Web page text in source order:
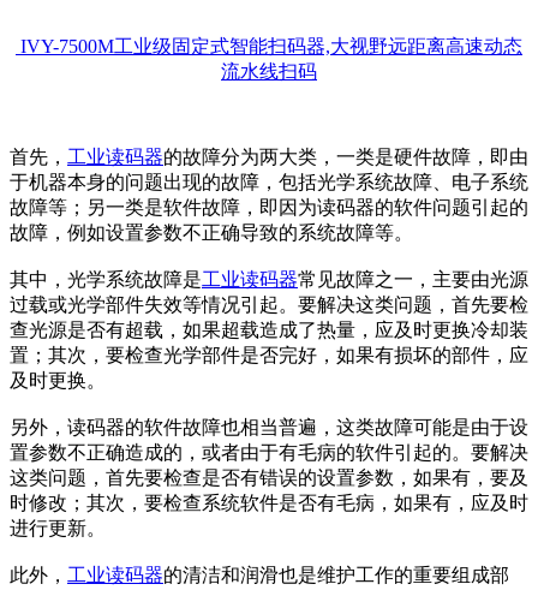
IVY-7500M工业级固定式智能扫码器,大视野远距离高速动态
流水线扫码
首先， 工业读码器的故障分为两大类，一类是硬件故障，即由
于机器本身的问题出现的故障，包括光学系统故障、电子系统
故障等；另一类是软件故障，即因为读码器的软件问题引起的
故障，例如设置参数不正确导致的系统故障等。
其中，光学系统故障是工业读码器常见故障之一，主要由光源
过载或光学部件失效等情况引起。要解决这类问题，首先要检
查光源是否有超载，如果超载造成了热量，应及时更换冷却装
置；其次，要检查光学部件是否完好，如果有损坏的部件，应
及时更换。
另外，读码器的软件故障也相当普遍，这类故障可能是由于设
置参数不正确造成的，或者由于有毛病的软件引起的。要解决
这类问题，首先要检查是否有错误的设置参数，如果有，要及
时修改；其次，要检查系统软件是否有毛病，如果有，应及时
进行更新。
此外， 工业读码器的清洁和润滑也是维护工作的重要组成部